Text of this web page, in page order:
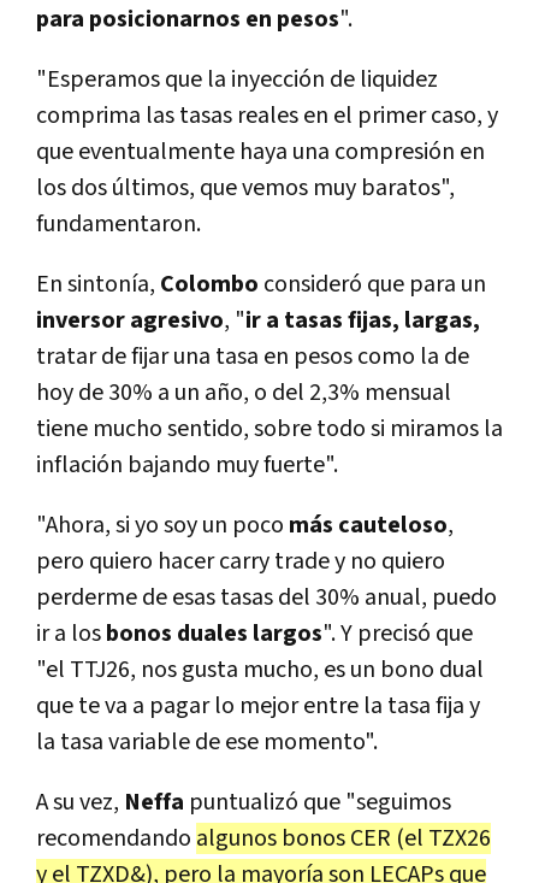
para posicionarnos en pesos".
"Esperamos que la inyección de liquidez
comprima las tasas reales en el primer caso, y
que eventualmente haya una compresión en
los dos últimos, que vemos muy baratos",
fundamentaron.
En sintonía, Colombo consideró que para un
inversor agresivo, "ir a tasas fijas, largas,
tratar de fijar una tasa en pesos como la de
hoy de 30% a un año, o del 2,3% mensual
tiene mucho sentido, sobre todo si miramos la
inflación bajando muy fuerte".
"Ahora, si yo soy un poco más cauteloso,
pero quiero hacer carry trade y no quiero
perderme de esas tasas del 30% anual, puedo
ir a losbonos duales largos". Y precisó que
"el TTJ26, nos gusta mucho, es un bono dual
que te va a pagar lo mejor entre la tasa fija y
la tasa variable de ese momento".
A su vez, Neffa puntualizó que "seguimos
recomendando algunos bonos CER (el TZX26
y el TZXD&), pero la mayoría son LECAPs que